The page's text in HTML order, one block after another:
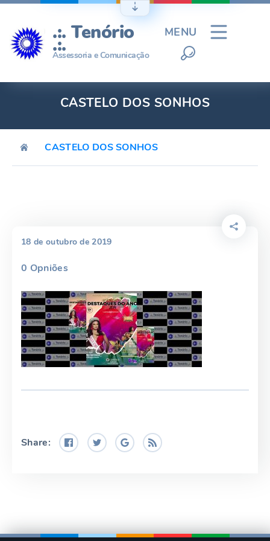
Ir
conteúdo
.:. Tenório
.:.
Assessoria e Comunicação
MENU
CASTELO DOS SONHOS
CASTELO DOS SONHOS
18 de outubro de 2019
0 Opniões
Share: